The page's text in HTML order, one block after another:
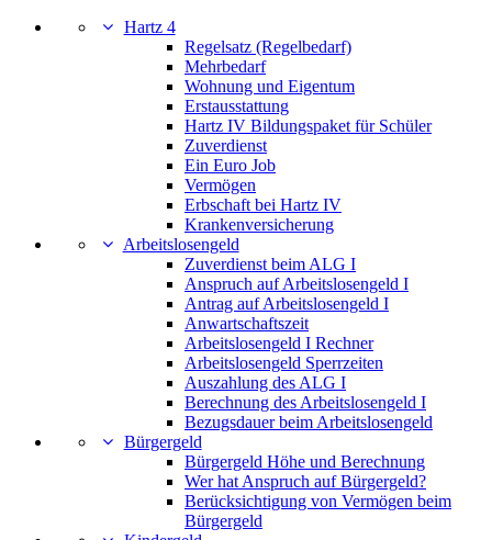
Hartz 4
Regelsatz (Regelbedarf)
Mehrbedarf
Wohnung und Eigentum
Erstausstattung
Hartz IV Bildungspaket für Schüler
Zuverdienst
Ein Euro Job
Vermögen
Erbschaft bei Hartz IV
Krankenversicherung
Arbeitslosengeld
Zuverdienst beim ALG I
Anspruch auf Arbeitslosengeld I
Antrag auf Arbeitslosengeld I
Anwartschaftszeit
Arbeitslosengeld I Rechner
Arbeitslosengeld Sperrzeiten
Auszahlung des ALG I
Berechnung des Arbeitslosengeld I
Bezugsdauer beim Arbeitslosengeld
Bürgergeld
Bürgergeld Höhe und Berechnung
Wer hat Anspruch auf Bürgergeld?
Berücksichtigung von Vermögen beim
Bürgergeld